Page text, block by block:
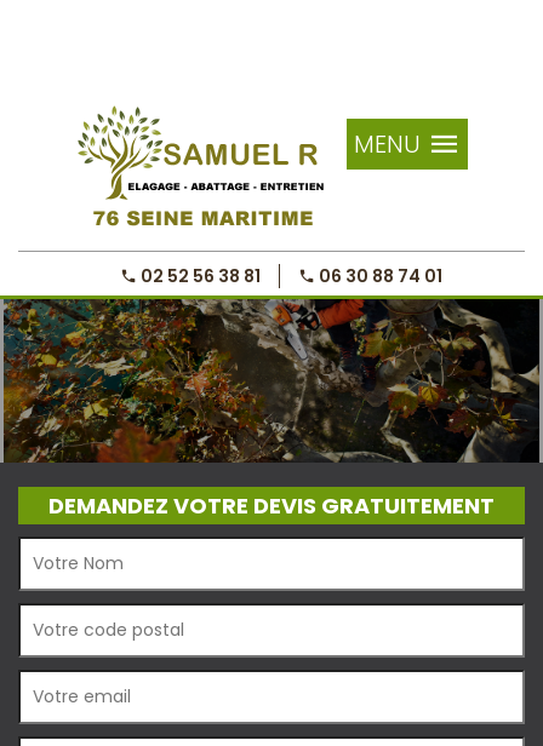
MENU
02 52 56 38 81 06 30 88 74 01
DEMANDEZ VOTRE DEVIS GRATUITEMENT